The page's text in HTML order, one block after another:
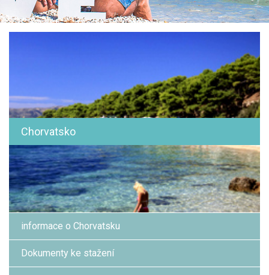
Chorvatsko
informace o Chorvatsku
Dokumenty ke stažení